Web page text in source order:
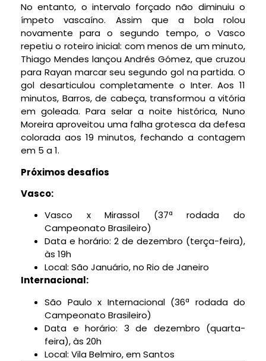
No entanto, o intervalo forçado não diminuiu o
ímpeto vascaíno. Assim que a bola rolou
novamente para o segundo tempo, o Vasco
repetiu o roteiro inicial: com menos de um minuto,
Thiago Mendes lançou Andrés Gómez, que cruzou
para Rayan marcar seu segundo gol na partida. O
gol desarticulou completamente o Inter. Aos 11
minutos, Barros, de cabeça, transformou a vitória
em goleada. Para selar a noite histórica, Nuno
Moreira aproveitou uma falha grotesca da defesa
colorada aos 19 minutos, fechando a contagem
em 5 a 1.
Próximos desafios
Vasco:
Vasco x Mirassol (37ª rodada do
Campeonato Brasileiro)
Data e horário: 2 de dezembro (terça-feira),
às 19h
Local: São Januário, no Rio de Janeiro
Internacional:
São Paulo x Internacional (36ª rodada do
Campeonato Brasileiro)
Data e horário: 3 de dezembro (quarta-
feira), às 20h
Local: Vila Belmiro, em Santos